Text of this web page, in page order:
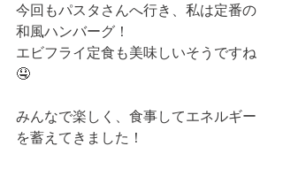
今回もパスタさんへ行き、私は定番の
和風ハンバーグ！
エビフライ定食も美味しいそうですね
🤤
みんなで楽しく、食事してエネルギー
を蓄えてきました！